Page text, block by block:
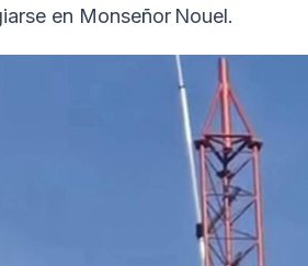
en Monseñor Nouel.